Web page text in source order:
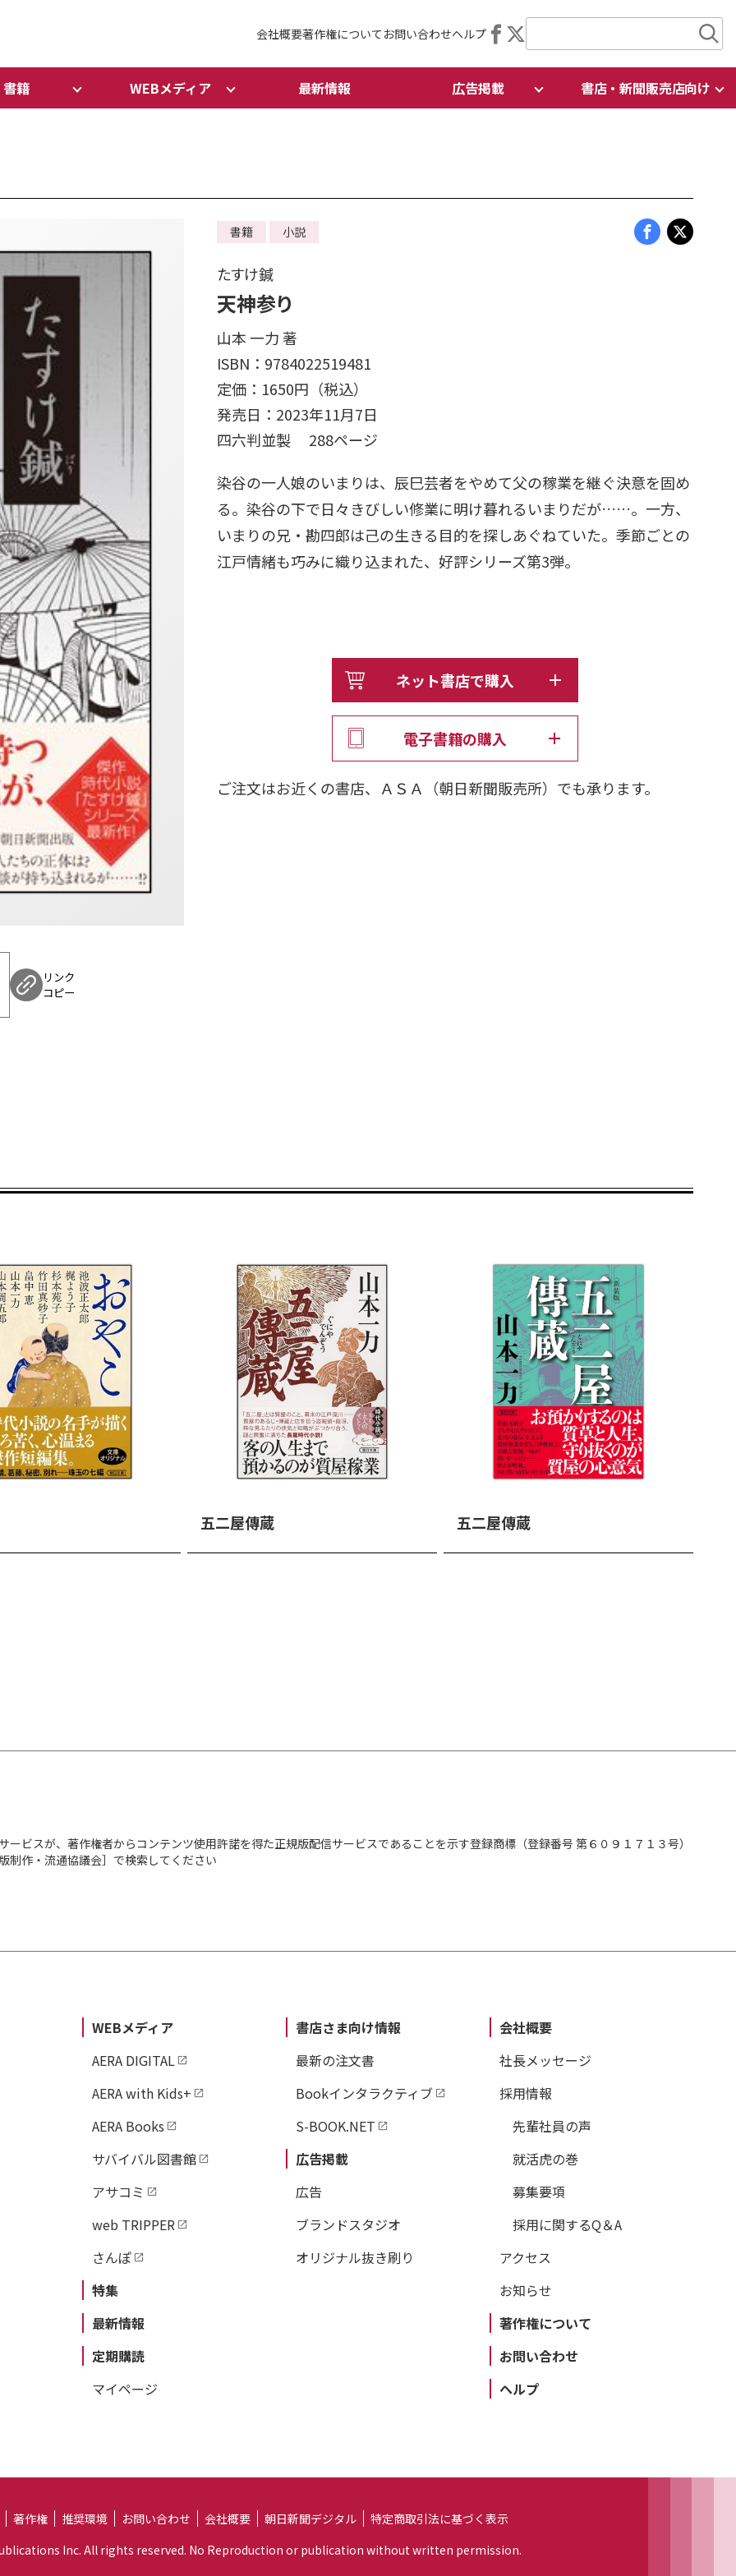
会社概要著作権について お問い合わせヘルプ
書籍 WEBメディア 最新情報 広告掲載 書店・新聞販売店向け
リンク
コピー
書籍 小説
たすけ鍼
天神参り
山本 一力 著
ISBN：9784022519481
定価：1650円（税込）
発売日：2023年11月7日
四六判並製 288ページ
染谷の一人娘のいまりは、辰巳芸者をやめて父の稼業を継ぐ決意を固め
る。染谷の下で日々きびしい修業に明け暮れるいまりだが……。一方、
いまりの兄・勘四郎は己の生きる目的を探しあぐねていた。季節ごとの
江戸情緒も巧みに織り込まれた、好評シリーズ第3弾。
ネット書店で購入
電子書籍の購入
ご注文はお近くの書店、ＡＳＡ（朝日新聞販売所）でも承ります。
五二屋傳蔵 五二屋傳蔵
ビスが、著作権者からコンテンツ使用許諾を得た正規版配信サービスであることを示す登録商標（登録番号 第６０９１７１３号）
制作・流通協議会］で検索してください
WEBメディア
AERA DIGITAL
AERA with Kids+
AERA Books
サバイバル図書館
アサコミ
web TRIPPER
さんぽ
特集
最新情報
定期購読
マイページ
書店さま向け情報
最新の注文書
Bookインタラクティブ
S-BOOK.NET
広告掲載
広告
ブランドスタジオ
オリジナル抜き刷り
会社概要
社長メッセージ
採用情報
先輩社員の声
就活虎の巻
募集要項
採用に関するQ＆A
アクセス
お知らせ
著作権について
お問い合わせ
ヘルプ
著作権 推奨環境 お問い合わせ 会社概要 朝日新聞デジタル
特定商取引法に基づく表示
Inc. All rights reserved. No Reproduction or publication without written permission.